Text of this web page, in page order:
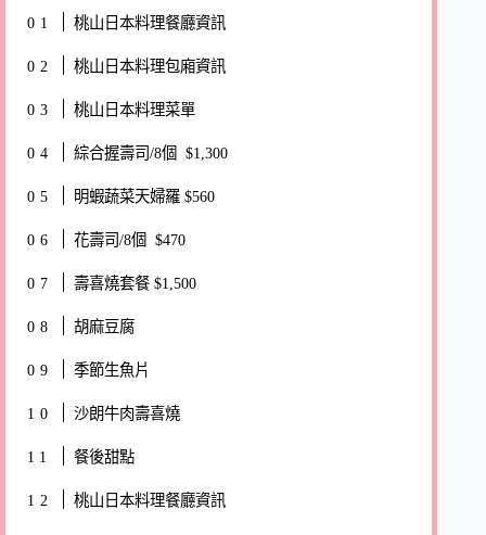
桃山日本料理餐廳資訊
桃山日本料理包廂資訊
桃山日本料理菜單
綜合握壽司/8個 $1,300
明蝦蔬菜天婦羅 $560
花壽司/8個 $470
壽喜燒套餐 $1,500
胡麻豆腐
季節生魚片
沙朗牛肉壽喜燒
餐後甜點
桃山日本料理餐廳資訊